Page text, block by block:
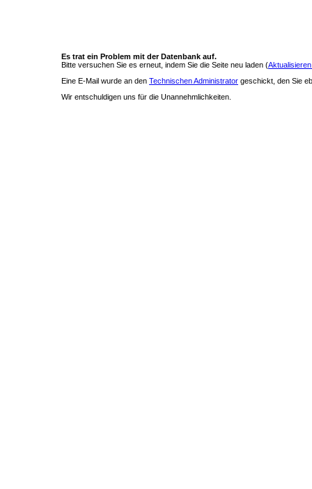
Es trat ein Problem mit der Datenbank auf.
Bitte versuchen Sie es erneut, indem Sie die Seite neu laden (
Eine E-Mail wurde an den Technischen Administrator geschickt, den Sie
Wir entschuldigen uns für die Unannehmlichkeiten.